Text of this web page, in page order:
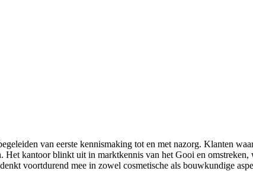
van eerste kennismaking tot en met nazorg. Klanten
kantoor blinkt uit in marktkennis van het Gooi en omstreken,
voortdurend mee in zowel cosmetische als bouwkundige